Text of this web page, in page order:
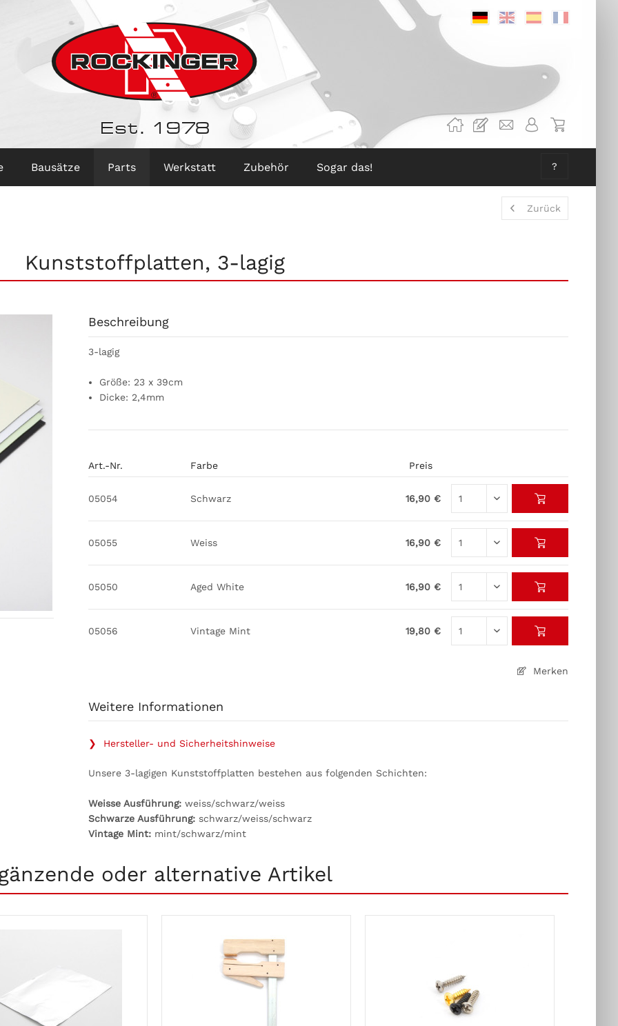
DeutschEnglischSpanisch
Est. 1978
Bausätze Parts Werkstatt Zubehör Sogar das! ?
Zurück
Kunststoffplatten, 3-lagig
Merken
Art.-Nr. Farbe Preis
05054 Schwarz 16,90 €
05055 Weiss 16,90 €
05050 Aged White 16,90 €
05056 Vintage Mint 19,80 €
Beschreibung
3-lagig
Größe: 23 x 39cm
Dicke: 2,4mm
Weitere Informationen
❯ Hersteller- und Sicherheitshinweise
Unsere 3-lagigen Kunststoffplatten bestehen aus folgenden Schichten:
Weisse Ausführung: weiss/schwarz/weiss
Schwarze Ausführung: schwarz/weiss/schwarz
Vintage Mint: mint/schwarz/mint
oder alternative Artikel